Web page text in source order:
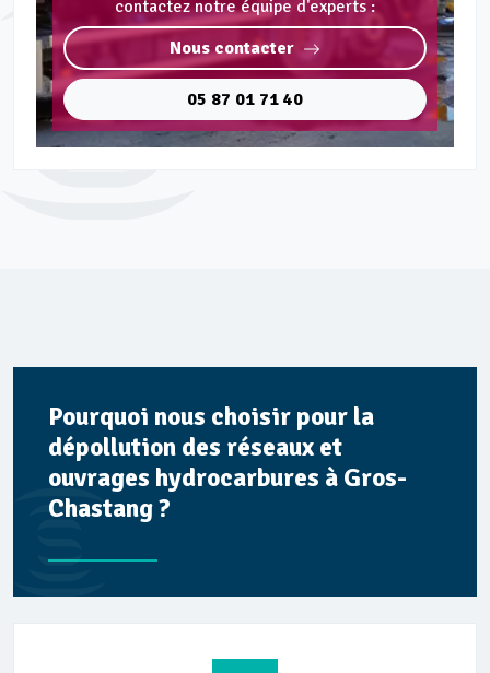
contactez notre équipe d'experts :
Nous contacter
05 87 01 71 40
Pourquoi nous choisir pour la
dépollution des réseaux et
ouvrages hydrocarbures à Gros-
Chastang ?